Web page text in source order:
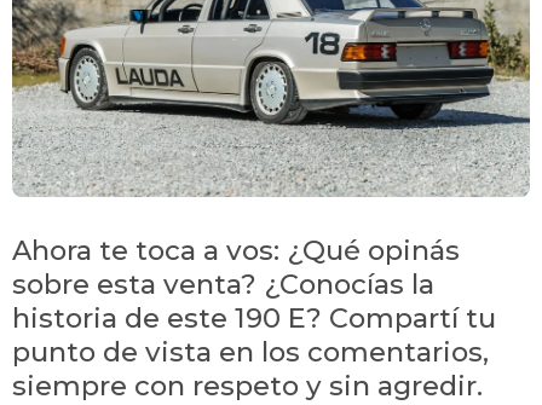
Ahora te toca a vos: ¿Qué opinás
sobre esta venta? ¿Conocías la
historia de este 190 E? Compartí tu
punto de vista en los comentarios,
siempre con respeto y sin agredir.